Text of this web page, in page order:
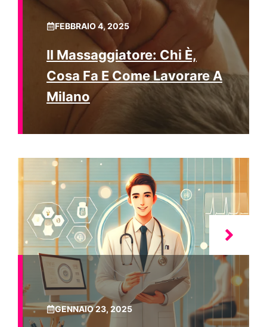
FEBBRAIO 4, 2025
Il Massaggiatore: Chi È,
Cosa Fa E Come Lavorare A
Milano
GENNAIO 23, 2025